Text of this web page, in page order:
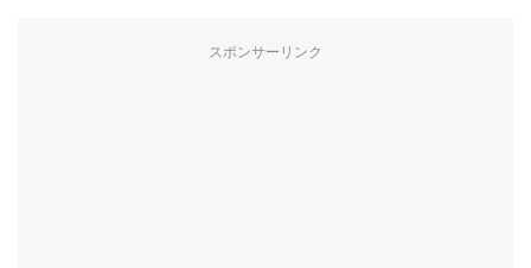
スポンサーリンク